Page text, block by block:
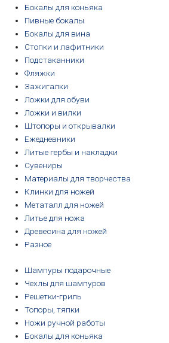
Бокалы для коньяка
Пивные бокалы
Бокалы для вина
Стопки и лафитники
Подстаканники
Фляжки
Зажигалки
Ложки для обуви
Ложки и вилки
Штопоры и открывалки
Ежедневники
Литые гербы и накладки
Сувениры
Материалы для творчества
Клинки для ножей
Метаталл для ножей
Литье для ножа
Древесина для ножей
Разное
Шампуры подарочные
Чехлы для шампуров
Решетки-гриль
Топоры, тяпки
Ножи ручной работы
Бокалы для коньяка